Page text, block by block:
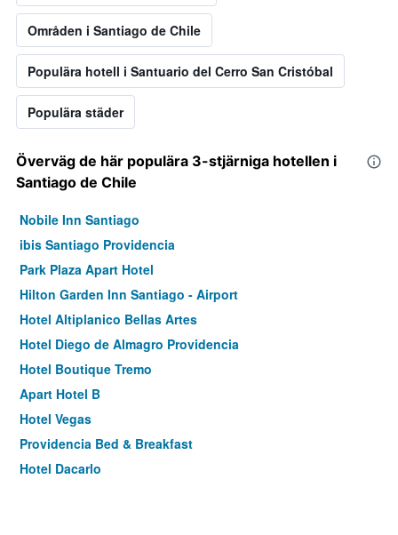
Områden i Santiago de Chile
Populära hotell i Santuario del Cerro San Cristóbal
Populära städer
Överväg de här populära 3-stjärniga hotellen i
Santiago de Chile
Nobile Inn Santiago
ibis Santiago Providencia
Park Plaza Apart Hotel
Hilton Garden Inn Santiago - Airport
Hotel Altiplanico Bellas Artes
Hotel Diego de Almagro Providencia
Hotel Boutique Tremo
Apart Hotel B
Hotel Vegas
Providencia Bed & Breakfast
Hotel Dacarlo